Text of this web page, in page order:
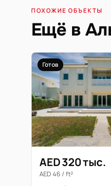
ПОХОЖИЕ ОБЪЕКТЫ
Ещё в
Готов
AED 320 тыс.
AED 46 / ft²